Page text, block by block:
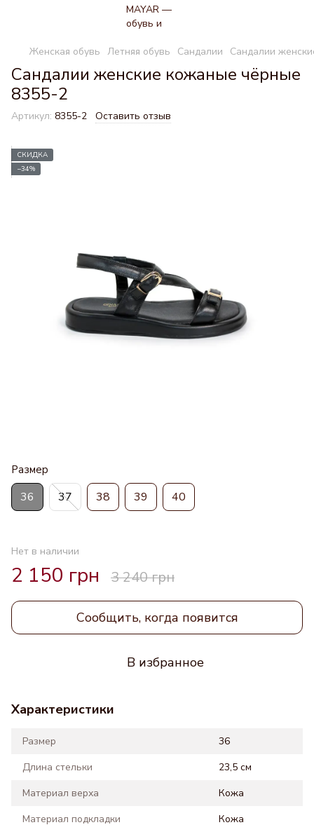
Женская обувь Летняя обувь Сандалии Cандалии
Cандалии женские кожаные чёрные
8355-2
Артикул: 8355-2 Оставить отзыв
СКИДКА
−34%
Размер
36 37 38 39 40
Нет в наличии
2 150 грн 3 240 грн
Сообщить, когда появится
В избранное
Характеристики
Размер
36
Длина стельки
23,5 см
Материал верха
Кожа
Материал подкладки
Кожа